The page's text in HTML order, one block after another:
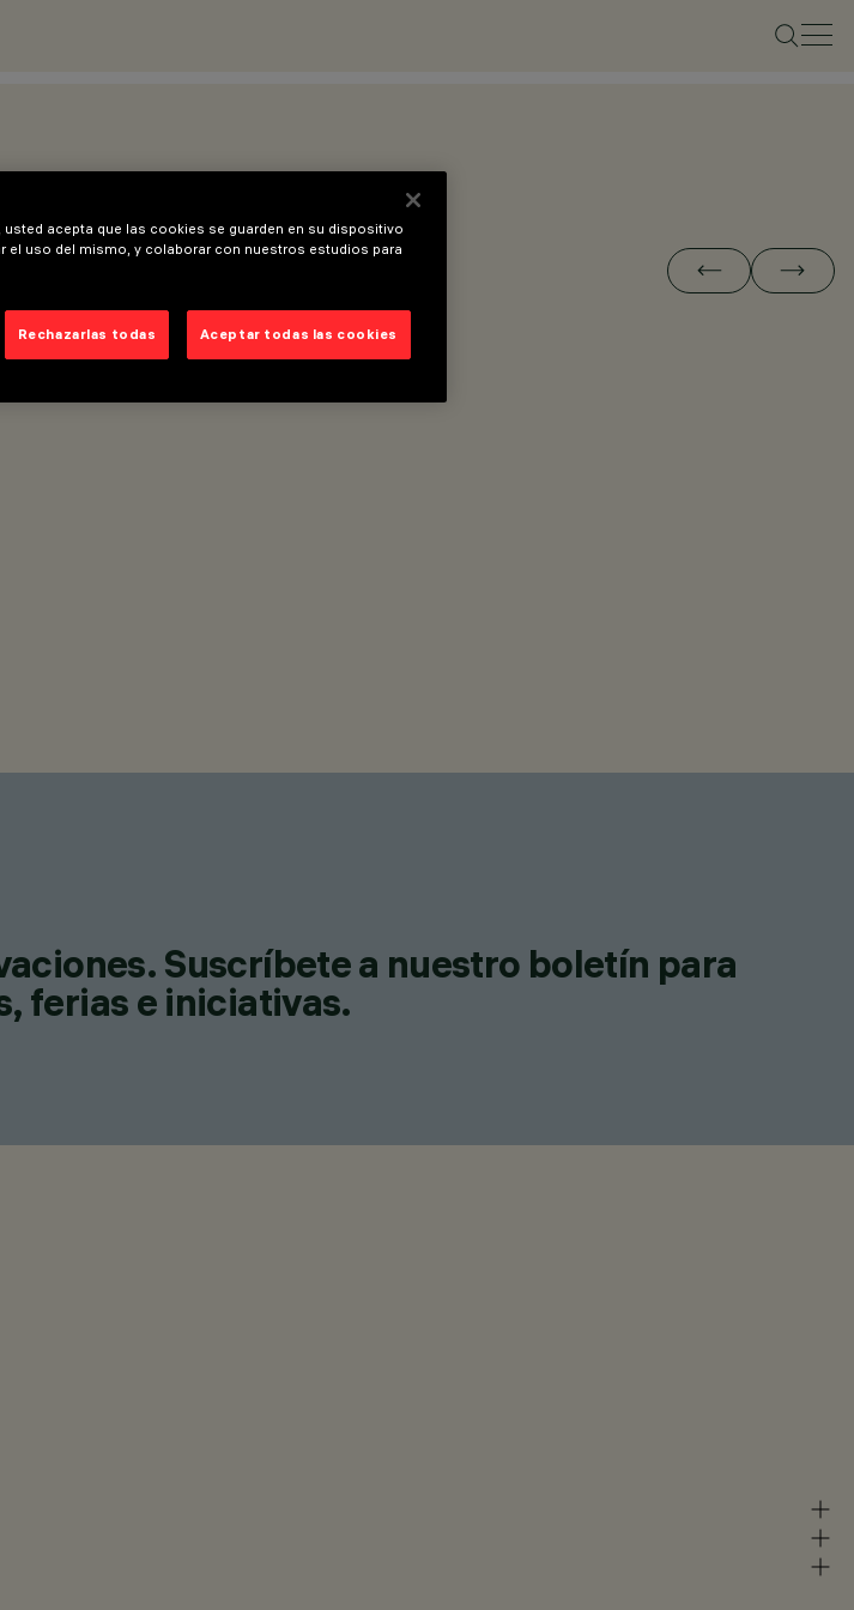
Suscríbete a nuestro boletín para
ferias e iniciativas.
usted acepta que las cookies se guarden en su dispositivo
el uso del mismo, y colaborar con nuestros estudios para
Rechazarlas todas Aceptar todas las cookies